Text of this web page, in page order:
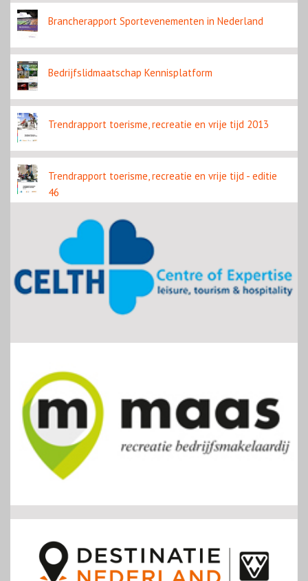
Brancherapport Sportevenementen in Nederland
Bedrijfslidmaatschap Kennisplatform
Trendrapport toerisme, recreatie en vrije tijd 2013
Trendrapport toerisme, recreatie en vrije tijd - editie
46